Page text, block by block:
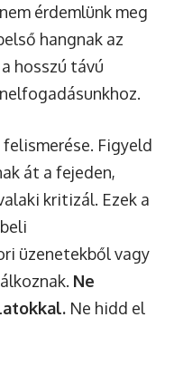
érdemlünk meg
hangnak az
hosszú távú
Figyeld
át a fejeden,
kritizál. Ezek a
üzenetekből vagy
Ne
Ne hidd el